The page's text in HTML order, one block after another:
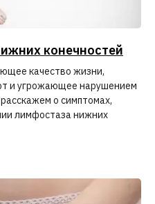
конечностей
качество жизни,
и угрожающее нарушением
о симптомах,
лимфостаза нижних